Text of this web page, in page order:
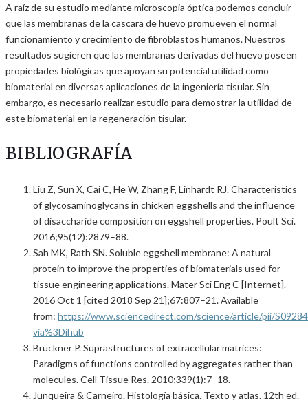
A raíz de su estudio mediante microscopia óptica podemos concluir
que las membranas de la cascara de huevo promueven el normal
funcionamiento y crecimiento de fibroblastos humanos. Nuestros
resultados sugieren que las membranas derivadas del huevo poseen
propiedades biológicas que apoyan su potencial utilidad como
biomaterial en diversas aplicaciones de la ingeniería tisular. Sin
embargo, es necesario realizar estudio para demostrar la utilidad de
este biomaterial en la regeneración tisular.
BIBLIOGRAFÍA
Liu Z, Sun X, Cai C, He W, Zhang F, Linhardt RJ. Characteristics
of glycosaminoglycans in chicken eggshells and the influence
of disaccharide composition on eggshell properties. Poult Sci.
2016;95(12):2879–88.
Sah MK, Rath SN. Soluble eggshell membrane: A natural
protein to improve the properties of biomaterials used for
tissue engineering applications. Mater Sci Eng C [Internet].
2016 Oct 1 [cited 2018 Sep 21];67:807–21. Available
from: https://www.sciencedirect.com/science/article/pii/
via%3Dihub
Bruckner P. Suprastructures of extracellular matrices:
Paradigms of functions controlled by aggregates rather than
molecules. Cell Tissue Res. 2010;339(1):7–18.
Junqueira & Carneiro. Histología básica. Texto y atlas. 12th ed.